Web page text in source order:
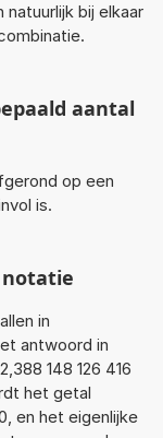
bij elkaar
aantal
op een
is.
in
antwoord in
148 126 416
het getal
en het eigenlijke